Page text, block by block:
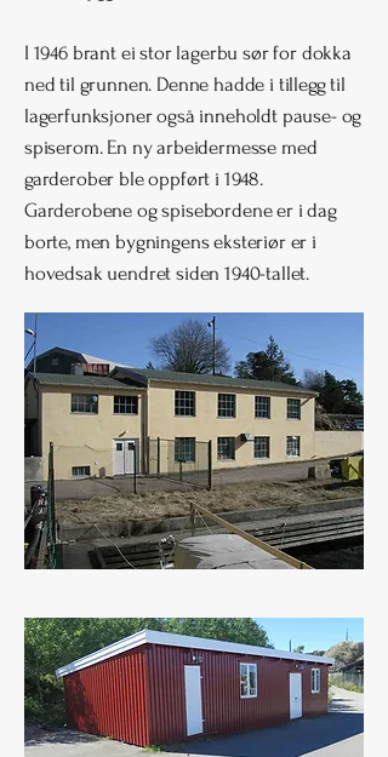
I 1946 brant ei stor lagerbu sør for dokka
ned til grunnen. Denne hadde i tillegg til
lagerfunksjoner også inneholdt pause- og
spiserom. En ny arbeidermesse med
garderober ble oppført i 1948.
Garderobene og spisebordene er i dag
borte, men bygningens eksteriør er i
hovedsak uendret siden 1940-tallet.